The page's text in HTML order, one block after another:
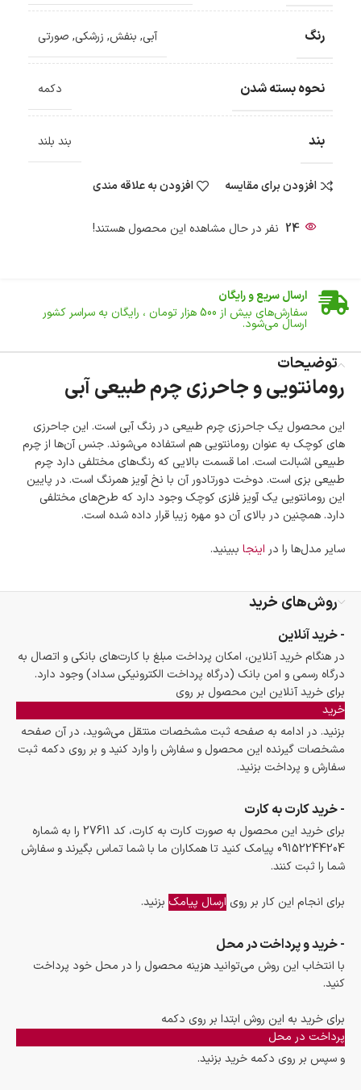
رنگ آبی, بنفش, زرشکی, صورتی
نحوه بسته شدن دکمه
بند بند بلند
افزودن برای مقایسه افزودن به علاقه مندی
24 نفر در حال مشاهده این محصول هستند!
ارسال سریع و رایگان
سفارش‌های بیش از 500 هزار تومان ، رایگان به سراسر کشور
ارسال می‌شود.
تا 14 روز پس از تحویل کالا می‌توانید آن را برگشت دهید.
امکان پرداخت در محل
وجود دارد.
امکان پرداخت اقساطی
خرید اقساطی با شرایط آسان و بدون ضامن امکان‌پذیر
است.
ضمانت اصالت کالا
گارانتی معتبر برای تمامی محصولات ارائه می‌شود.
توضیحات
رومانتویی و جاحرزی چرم طبیعی آبی
این محصول یک جاحرزی چرم طبیعی در رنگ آبی است. این جاحرزی
های کوچک به عنوان رومانتویی هم استفاده می‌شوند. جنس آن‌ها از چرم
طبیعی اشبالت است. اما قسمت بالایی که رنگ‌های مختلفی دارد چرم
طبیعی بزی است. دوخت دورتادور آن با نخ آویز همرنگ است. در پایین
این رومانتویی یک آویز فلزی کوچک وجود دارد که طرح‌های مختلفی
دارد. همچنین در بالای آن دو مهره زیبا قرار داده شده است.
سایر مدل‌ها را در اینجا ببینید.
روش‌های خرید
- خرید آنلاین
در هنگام خرید آنلاین، امکان پرداخت مبلغ با کارت‌های بانکی و اتصال به
درگاه رسمی و امن بانک (درگاه پرداخت الکترونیکی سداد) وجود دارد.
برای خرید آنلاین این محصول بر روی
خرید
بزنید. در ادامه به صفحه ثبت مشخصات منتقل می‌شوید، در آن صفحه
مشخصات گیرنده این محصول و سفارش را وارد کنید و بر روی دکمه ثبت
سفارش و پرداخت بزنید.
- خرید کارت به کارت
برای خرید این محصول به صورت کارت به کارت، کد 27611 را به شماره
09152244204 پیامک کنید تا همکاران ما با شما تماس بگیرند و سفارش
شما را ثبت کنند.
برای انجام این کار بر روی ارسال پیامک بزنید.
- خرید و پرداخت در محل
با انتخاب این روش می‌توانید هزینه محصول را در محل خود پرداخت
کنید.
برای خرید به این روش ابتدا بر روی دکمه
پرداخت در محل
و سپس بر روی دکمه خرید بزنید.